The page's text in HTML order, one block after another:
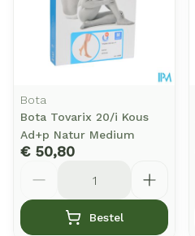
Bota
Bota Tovarix 20/i Kous
Ad+p Natur Medium
€ 50,80
Bestel